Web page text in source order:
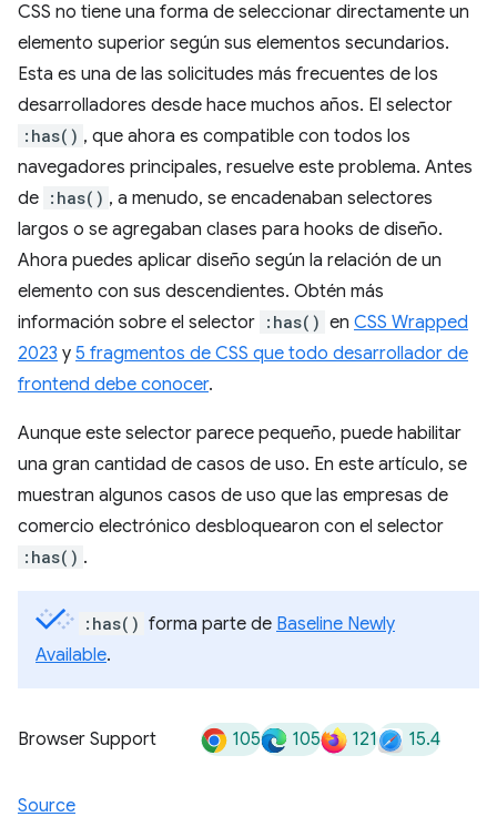
CSS no tiene una forma de seleccionar directamente un
elemento superior según sus elementos secundarios.
Esta es una de las solicitudes más frecuentes de los
desarrolladores desde hace muchos años. El selector
:has() , que ahora es compatible con todos los
navegadores principales, resuelve este problema. Antes
de :has() , a menudo, se encadenaban selectores
largos o se agregaban clases para hooks de diseño.
Ahora puedes aplicar diseño según la relación de un
elemento con sus descendientes. Obtén más
información sobre el selector :has() en CSS Wrapped
2023 y 5 fragmentos de CSS que todo desarrollador de
frontend debe conocer.
Aunque este selector parece pequeño, puede habilitar
una gran cantidad de casos de uso. En este artículo, se
muestran algunos casos de uso que las empresas de
comercio electrónico desbloquearon con el selector
:has() .
:has() forma parte de Baseline Newly
Available.
Browser Support 105 105 121 15.4
Source